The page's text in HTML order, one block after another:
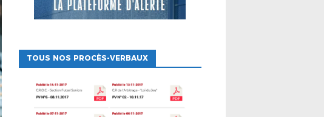
TOUS NOS PROCÈS-VERBAUX